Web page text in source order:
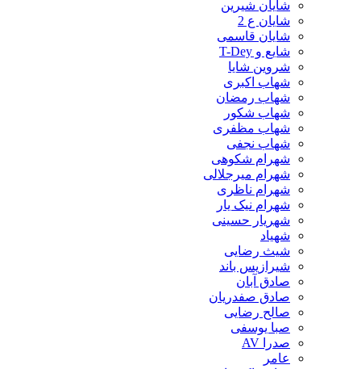
شایان شیرین
شایان ع 2
شایان قاسمی
شایع و T-Dey
شروین شایا
شهاب اکبری
شهاب رمضان
شهاب شکور
شهاب مظفری
شهاب نجفی
شهرام شکوهی
شهرام میرجلالی
شهرام ناظری
شهرام نیک یار
شهریار حسینی
شهیاد
شیث رضایی
شیرازیس باند
صادق آبان
صادق صفدریان
صالح رضایی
صبا یوسفی
صدرا AV
عامر